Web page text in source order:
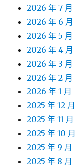
2026 年 7 月
2026 年 6 月
2026 年 5 月
2026 年 4 月
2026 年 3 月
2026 年 2 月
2026 年 1 月
2025 年 12 月
2025 年 11 月
2025 年 10 月
2025 年 9 月
2025 年 8 月